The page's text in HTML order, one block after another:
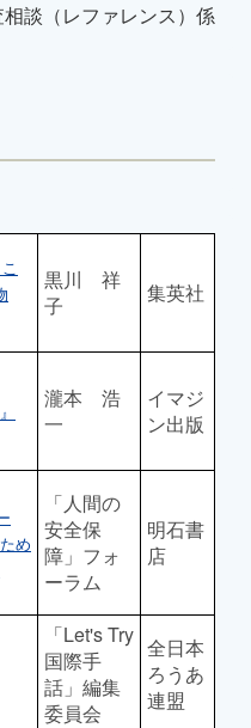
談（レファレンス）係
黒川 祥
子
集英社
瀧本 浩
一
イマジ
ン出版
め
「人間の
安全保
障」フォ
ーラム
明石書
店
「Let's Try
国際手
話」編集
委員会
全日本
ろうあ
連盟